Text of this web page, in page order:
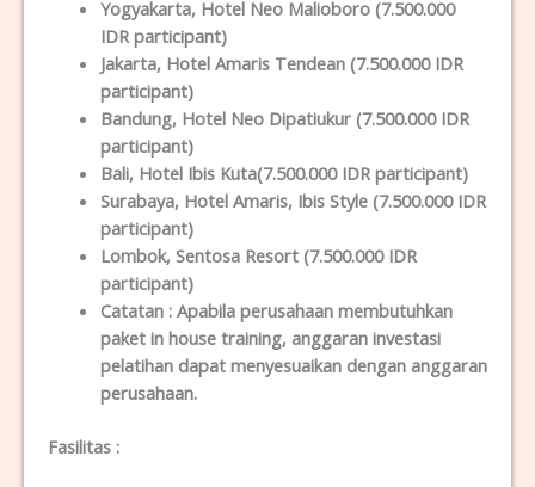
Yogyakarta, Hotel Neo Malioboro (7.500.000
IDR participant)
Jakarta, Hotel Amaris Tendean (7.500.000 IDR
participant)
Bandung, Hotel Neo Dipatiukur (7.500.000 IDR
participant)
Bali, Hotel Ibis Kuta(7.500.000 IDR participant)
Surabaya, Hotel Amaris, Ibis Style (7.500.000 IDR
participant)
Lombok, Sentosa Resort (7.500.000 IDR
participant)
Catatan :Apabila perusahaan membutuhkan
paket in house training, anggaran investasi
pelatihan dapat menyesuaikan dengan anggaran
perusahaan.
Fasilitas :